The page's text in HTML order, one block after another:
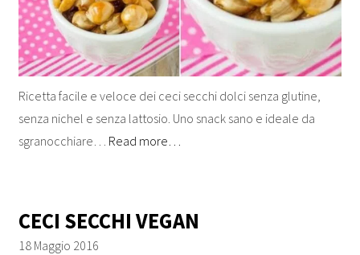
Ricetta facile e veloce dei ceci secchi dolci senza glutine,
senza nichel e senza lattosio. Uno snack sano e ideale da
sgranocchiare… Read more…
CECI SECCHI VEGAN
18 Maggio 2016